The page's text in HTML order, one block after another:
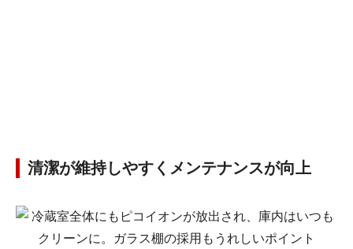
清潔が維持しやすくメンテナンスが向上